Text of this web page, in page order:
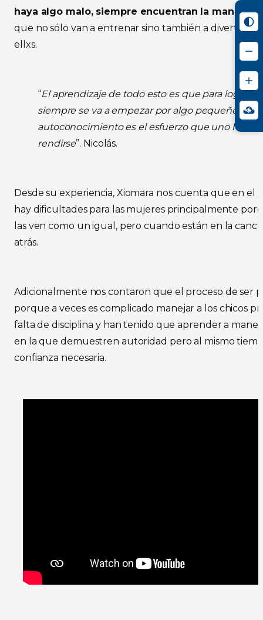
haya algo malo, siempre encuentran la manera
que no sólo van a entrenar sino también a divertirse
ellxs.
“El aprendizaje de todo esto es que para lograr
siempre se va a empezar por algo pequeño, y el
autoconocimiento es el esfuerzo que uno hace
rendirse”. Nicolás.
Desde su experiencia, Xiomara nos cuenta que en
hay dificultades para las mujeres principalmente
las ven como un igual, pero cuando están en la
atrás.
Adicionalmente nos contaron que el proceso de ser
porque a veces es complicado manejar a los chicos
falta de disciplina y han tenido que aprender a
en la que demuestren autoridad pero al mismo
confianza necesaria.